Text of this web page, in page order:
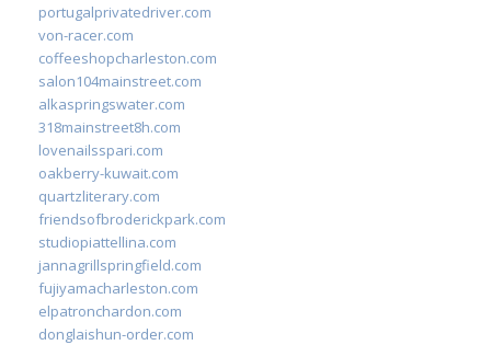
portugalprivatedriver.com
von-racer.com
coffeeshopcharleston.com
salon104mainstreet.com
alkaspringswater.com
318mainstreet8h.com
lovenailsspari.com
oakberry-kuwait.com
quartzliterary.com
friendsofbroderickpark.com
studiopiattellina.com
jannagrillspringfield.com
fujiyamacharleston.com
elpatronchardon.com
donglaishun-order.com